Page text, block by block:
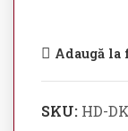
Adaugă
SKU: HD-